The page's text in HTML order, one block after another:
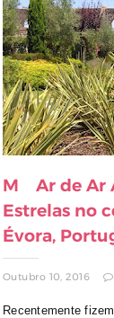
M´Ar de Ar
Estrelas no
Évora,
Outubro 10, 2016
Recentemente